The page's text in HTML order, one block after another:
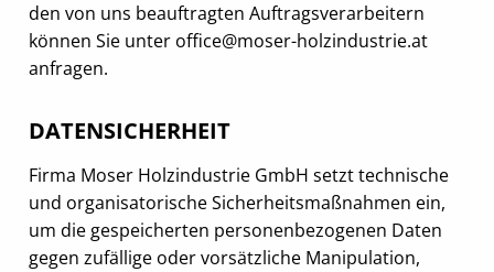
den von uns beauftragten Auftragsverarbeitern
können Sie unter office@moser-holzindustrie.at
anfragen.
DATENSICHERHEIT
Firma Moser Holzindustrie GmbH setzt technische
und organisatorische Sicherheitsmaßnahmen ein,
um die gespeicherten personenbezogenen Daten
gegen zufällige oder vorsätzliche Manipulation,